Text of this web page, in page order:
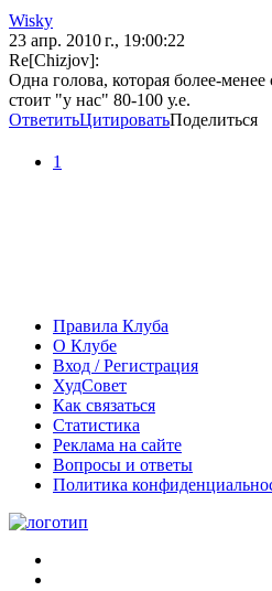
Wisky
23 апр. 2010 г., 19:00:22
Re[Chizjov]:
Одна голова, которая более-
стоит "у нас" 80-100 у.е.
ОтветитьЦитироватьПоделиться
1
Правила Клуба
О Клубе
Вход / Регистрация
ХудСовет
Как связаться
Статистика
Реклама на сайте
Вопросы и ответы
Политика